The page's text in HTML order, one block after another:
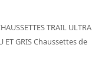
TRAIL ULTRA
ET GRIS Chaussettes de